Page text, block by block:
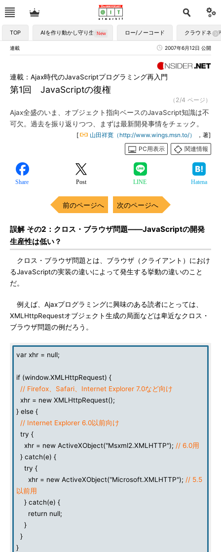
TOP AIを作り動かし守り生かす ロー/ノーコード クラウドネイ
連載 2007年6月12日 公開
第1回 JavaScriptの復権
連載：Ajax時代のJavaScriptプログラミング再入門
（2/4 ページ）
Ajax全盛のいま、オブジェクト指向ベースのJavaScript知識は不
可欠。過去を振り返りつつ、まずは最新開発事情をチェック。
[ 山田祥寛（http://www.wings.msn.to/）
，著]
PC用表示
関連情報
Share Post LINE Hatena
前のページへ 次のページへ
誤解 その2：クロス・ブラウザ問題――JavaScriptの開発
生産性は低い？
クロス・ブラウザ問題とは、ブラウザ（クライアント）におけ
るJavaScriptの実装の違いによって発生する挙動の違いのこと
だ。
例えば、Ajaxプログラミングに興味のある読者にとっては、
XMLHttpRequestオブジェクト生成の局面などは卑近なクロス・
ブラウザ問題の例だろう。
var xhr = null;
if (window.XMLHttpRequest) {
// Firefox、Safari、Internet Explorer 7.0など向け
xhr = new XMLHttpRequest();
} else {
// Internet Explorer 6.0以前向け
try {
xhr = new ActiveXObject("Msxml2.XMLHTTP"); // 6.0用
} catch(e) {
try {
xhr = new ActiveXObject("Microsoft.XMLHTTP"); // 5.5
以前用
} catch(e) {
return null;
}
}
}